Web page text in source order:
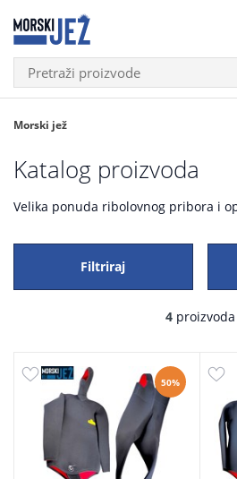
Morski jež
Katalog proizvoda
Velika ponuda ribolovnog pribora i
Filtriraj
4 proizvoda
50%